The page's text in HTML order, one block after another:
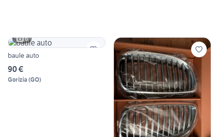
6
baule auto
90 €
Gorizia (GO)